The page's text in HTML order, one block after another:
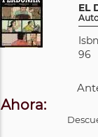
EL
96
Ahora: